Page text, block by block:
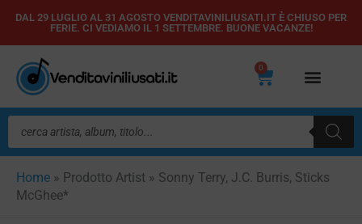
Vai
contenuto
DAL 29 LUGLIO AL 31 AGOSTO VENDITAVINILIUSATI.IT È CHIUSO PER
FERIE. CI VEDIAMO IL 1 SETTEMBRE. BUONE VACANZE!
0
Carrello
Ricerca
prodotti
Home » Prodotto Artist » Sonny Terry, J.C. Burris, Sticks
McGhee*